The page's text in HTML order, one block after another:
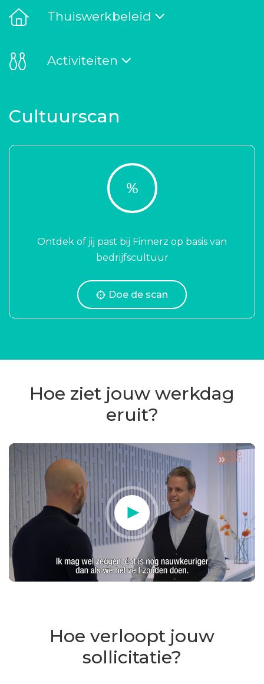
Thuiswerkbeleid
Activiteiten
Cultuurscan
%
Ontdek of jij past bij Finnerz op basis van
bedrijfscultuur
Doe de scan
Hoe ziet jouw werkdag
eruit?
Hoe verloopt jouw
sollicitatie?